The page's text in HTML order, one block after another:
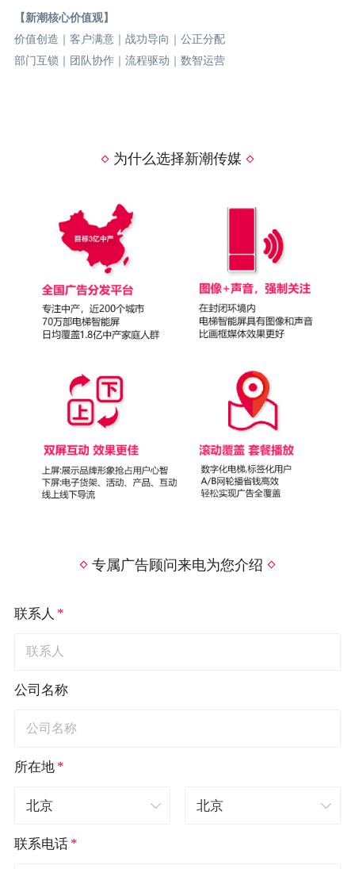
【新潮核心价值观】
价值创造｜客户满意｜战功导向｜公正分配
部门互锁｜团队协作｜流程驱动｜数智运营
为什么选择新潮传媒
专属广告顾问来电为您介绍
联系人 *
公司名称
所在地 *
联系电话 *